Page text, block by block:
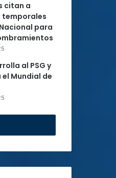
citan a
para
al PSG y
Mundial de